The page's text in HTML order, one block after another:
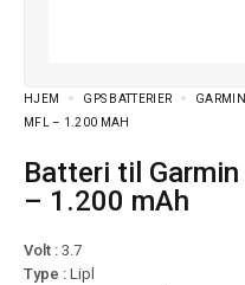
HJEM GPS BATTERIER GARMIN
MFL – 1.200 MAH
Batteri til Garmin Nuvi 2660LMT mfl
– 1.200 mAh
Volt : 3.7
Type : Lipl